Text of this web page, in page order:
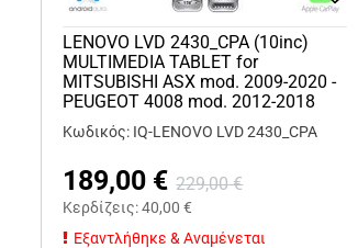
LENOVO LVD 2430_CPA (10inc)
MULTIMEDIA TABLET for
MITSUBISHI ASX mod. 2009-2020 -
PEUGEOT 4008 mod. 2012-2018
Κωδικός: IQ-LENOVO LVD 2430_CPA
189,00 € 229,00 €
Κερδίζεις:40,00 €
Εξαντλήθηκε & Αναμένεται